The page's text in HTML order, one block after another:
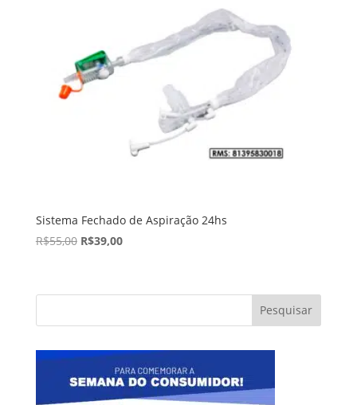
Sistema Fechado de Aspiração 24hs
R$55,00 R$39,00